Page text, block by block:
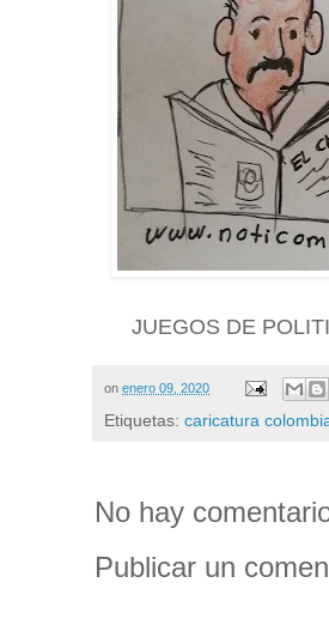
JUEGOS DE
on enero 09, 2020
Etiquetas: caricatura
No hay
Publicar un